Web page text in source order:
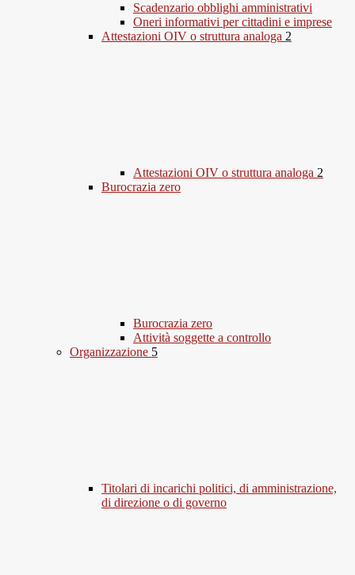
Scadenzario obblighi amministrativi
Oneri informativi per cittadini e imprese
Attestazioni OIV o struttura analoga 2
Attestazioni OIV o struttura analoga 2
Burocrazia zero
Burocrazia zero
Attività soggette a controllo
Organizzazione 5
Titolari di incarichi politici, di amministrazione,
di direzione o di governo